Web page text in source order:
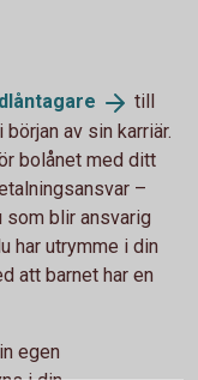
till
av sin karriär.
bolånet med ditt
–
som blir ansvarig
har utrymme i din
att barnet har en
egen